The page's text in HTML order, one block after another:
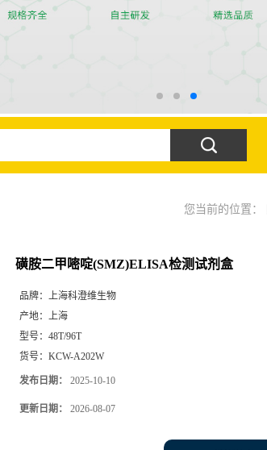
您当前的位置：
磺胺二甲嘧啶(SMZ)ELISA检测试剂盒
品牌： 上海科澄维生物
产地： 上海
型号： 48T/96T
货号： KCW-A202W
发布日期： 2025-10-10
更新日期： 2026-08-07